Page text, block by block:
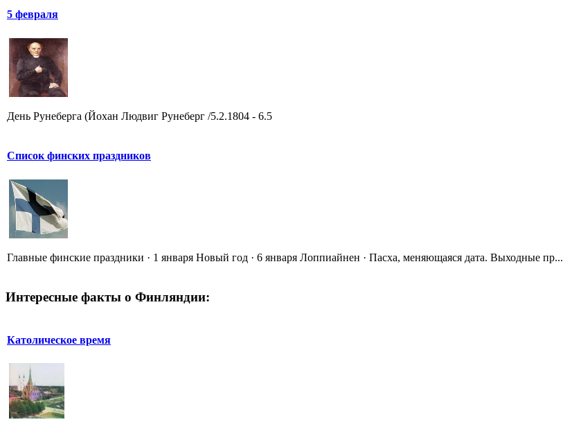
5 февраля
День Рунеберга (Йохан Людвиг Рунеберг /5.2.1804 - 6.5
Список финских праздников
Главные финские праздники · 1 января Новый год · 6 января Лоппиайнен · Пасха, меняющаяся дата. Выходные пр...
Интересные факты о Финляндии:
Католическое время